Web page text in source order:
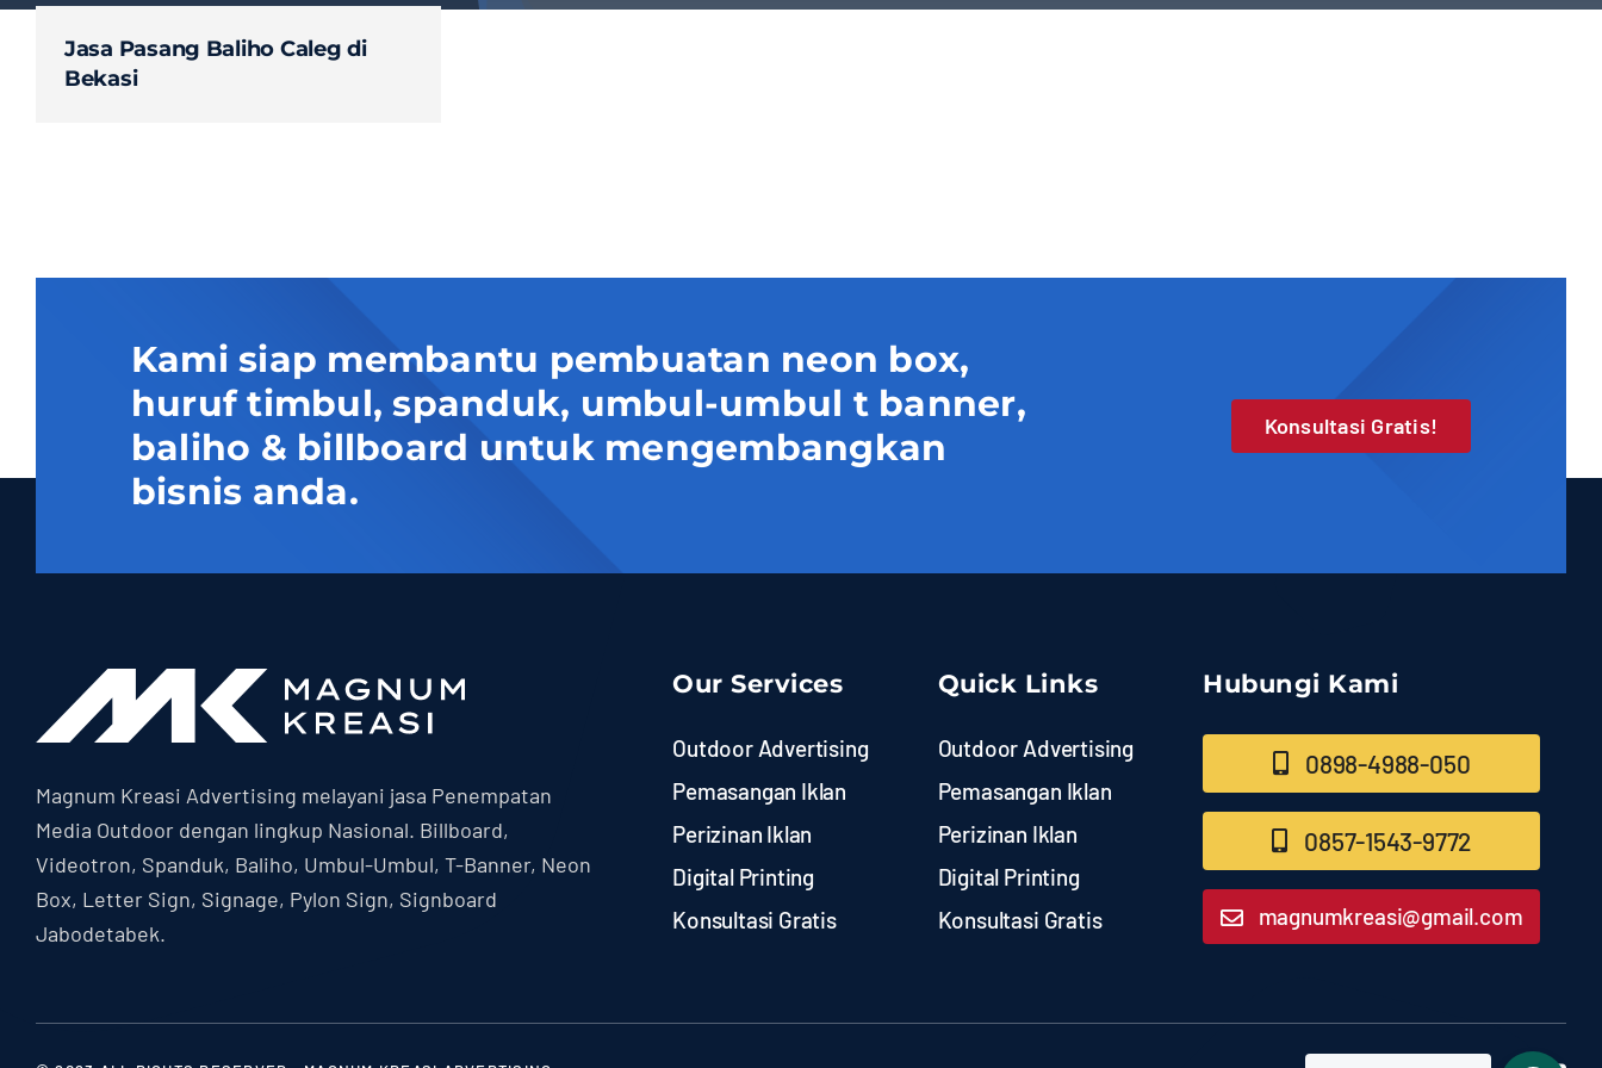
Jasa Pasang Baliho Caleg di
Bekasi
Kami siap membantu pembuatan neon box,
huruf timbul, spanduk, umbul-umbul t banner,
baliho & billboard untuk mengembangkan
bisnis anda.
Konsultasi Gratis!
Magnum Kreasi Advertising melayani jasa Penempatan
Media Outdoor dengan lingkup Nasional. Billboard,
Videotron, Spanduk, Baliho, Umbul-Umbul, T-Banner, Neon
Box, Letter Sign, Signage, Pylon Sign, Signboard
Jabodetabek.
Our Services
Outdoor Advertising
Pemasangan Iklan
Perizinan Iklan
Digital Printing
Konsultasi Gratis
Quick Links
Outdoor Advertising
Pemasangan Iklan
Perizinan Iklan
Digital Printing
Konsultasi Gratis
Hubungi Kami
0898-4988-050
0857-1543-9772
magnumkreasi@gmail.com